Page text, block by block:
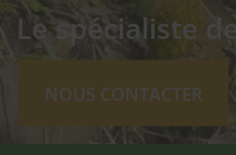
Le spécialiste
NOUS CONTACTER